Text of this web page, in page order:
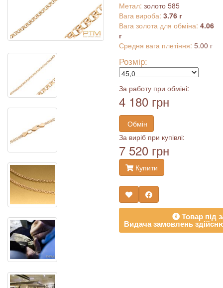
Метал: золото 585
Вага вироба: 3.76 г
Вага золота для обміна: 4.06
г
Средня вага плетіння: 5.00 г
Розмір:
За работу при обміні:
4 180 грн
Обмін
За виріб при купівлі:
7 520 грн
Купити
Товар під
Видача замовлень